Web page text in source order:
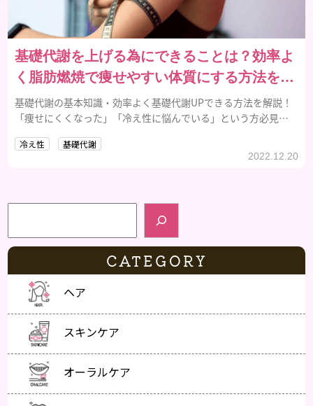
基礎代謝を上げる為にできることは？効率よ
く脂肪燃焼で痩せやすい体質にする方法を解
説！
基礎代謝の基本知識・効率よく基礎代謝UPできる方法を解説！
「痩せにくくなった」「冷え性に悩んでいる」という方必見で
冷え性 基礎代謝
2022.12.20
検索
CATEGORY
ヘア
スキンケア
オーラルケア